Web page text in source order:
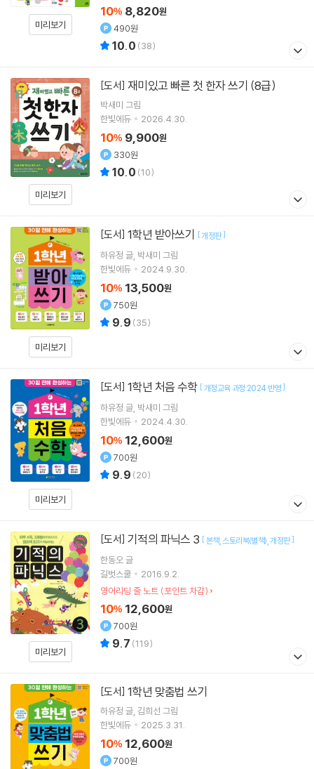
미리보기
10% 8,820원
490원
10.0 (38)
미리보기
[도서] 재미있고 빠른 첫 한자 쓰기 (8급)
박새미 그림
한빛에듀
2026.4.30.
10% 9,900원
330원
10.0 (10)
미리보기
[도서] 1학년 받아쓰기 [개정판]
하유정 글 박새미 그림
한빛에듀
2024.9.30.
10% 13,500원
750원
9.9 (35)
미리보기
[도서] 1학년 처음 수학 [개정교육 과정 2024 반영]
하유정 글 박새미 그림
한빛에듀
2024.4.30.
10% 12,600원
700원
9.9 (20)
미리보기
[도서] 기적의 파닉스 3 [본책 스토리북(별책) 개정판]
한동오 글
길벗스쿨
2016.9.2.
영어리딩 줄 노트 (포인트 차감)
10% 12,600원
700원
9.7 (119)
[도서] 1학년 맞춤법 쓰기
하유정 글 김희선 그림
한빛에듀
2025.3.31.
10% 12,600원
700원